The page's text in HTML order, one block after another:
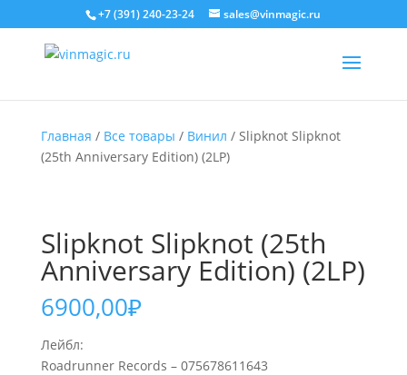
+7 (391) 240-23-24 sales@vinmagic.ru
Главная / Все товары / Винил / Slipknot Slipknot
(25th Anniversary Edition) (2LP)
Slipknot Slipknot (25th
Anniversary Edition) (2LP)
6900,00₽
Лейбл:
Roadrunner Records – 075678611643